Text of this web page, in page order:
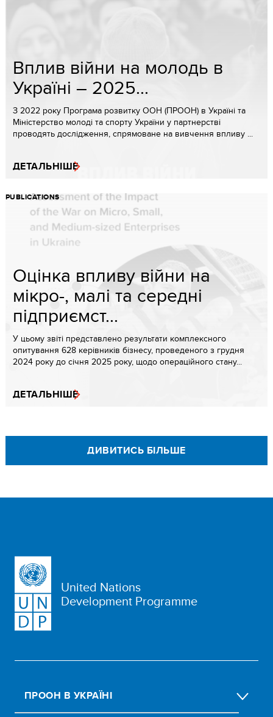
Вплив війни на молодь в
Україні – 2025...
З 2022 року Програма розвитку ООН (ПРООН) в Україні та
Міністерство молоді та спорту України у партнерстві
проводять дослідження, спрямоване на вивчення впливу ...
ДЕТАЛЬНІШЕ
PUBLICATIONS
Оцінка впливу війни на
мікро-, малі та середні
підприємст...
У цьому звіті представлено результати комплексного
опитування 628 керівників бізнесу, проведеного з грудня
2024 року до січня 2025 року, щодо операційного стану...
ДЕТАЛЬНІШЕ
ДИВИТИСЬ БІЛЬШЕ
United Nations
Development Programme
ПРООН В УКРАЇНІ